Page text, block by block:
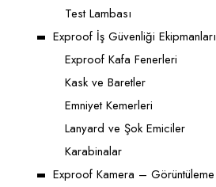
Test Lambası
Exproof İş Güvenliği Ekipmanları
Exproof Kafa Fenerleri
Kask ve Baretler
Emniyet Kemerleri
Lanyard ve Şok Emiciler
Karabinalar
Exproof Kamera – Görüntüleme